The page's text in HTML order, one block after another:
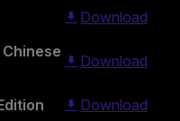
Download
Download
Download